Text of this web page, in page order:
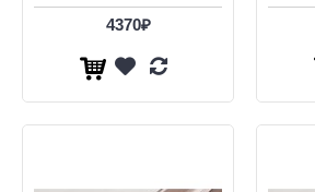
4370₽